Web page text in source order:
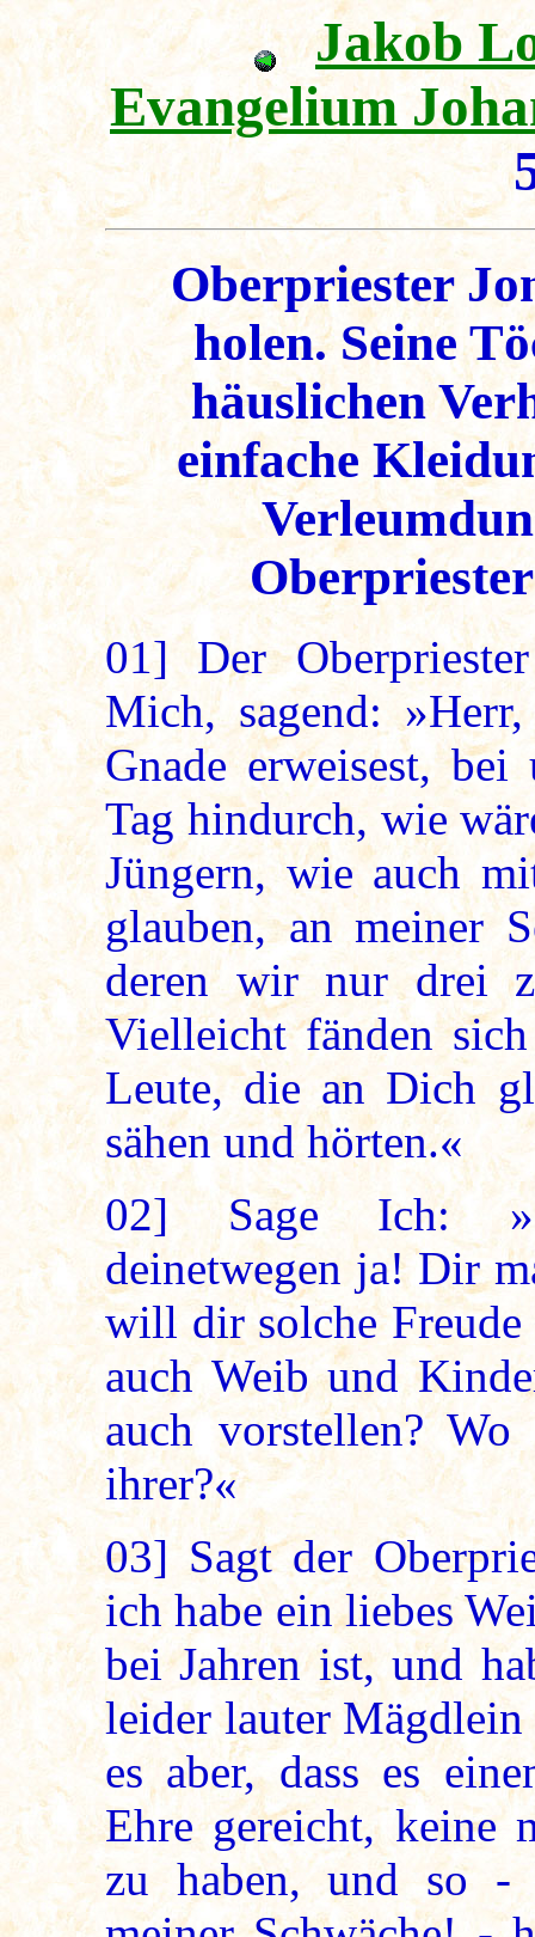
Jakob
Evangelium
Oberpriester
holen. Seine
häuslichen
einfache
01] Der
Mich, sagend:
Gnade erweisest,
Tag hindurch, wie
Jüngern, wie auch
glauben, an meiner
deren wir nur drei
Vielleicht fänden
Leute, die an Dich
sähen und hörten.«
02] Sage Ich:
deinetwegen ja! Dir
will dir solche Freude
auch Weib und
auch vorstellen?
ihrer?«
03]Sagt der
ich habe ein liebes
bei Jahren ist, und
leider lauter
es aber, dass es
Ehre gereicht, keine
zu haben, und so -